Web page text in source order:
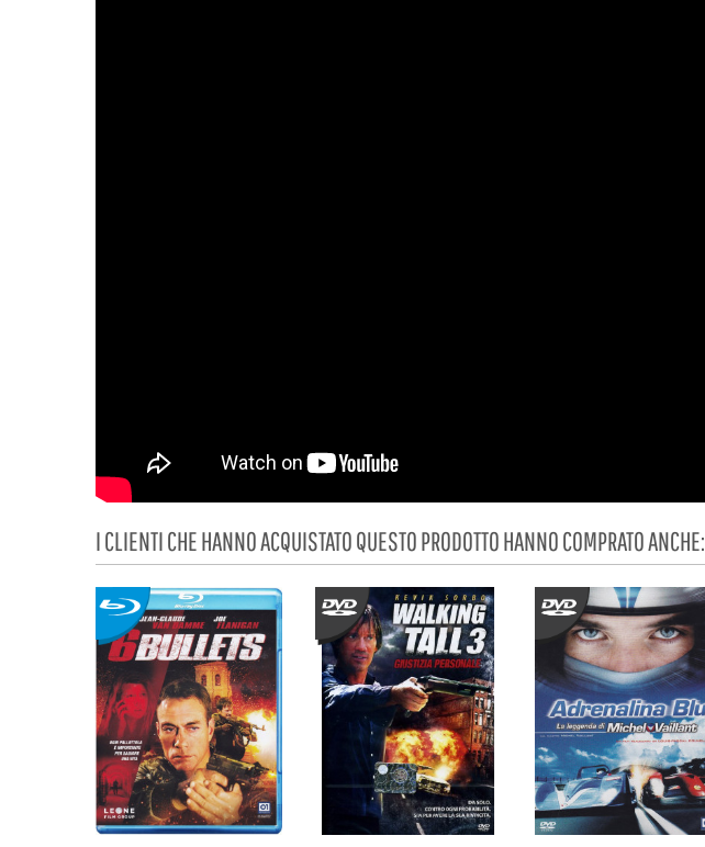
I CLIENTI CHE HANNO ACQUISTATO QUESTO PRODOTTO HANNO COMPRATO ANCHE: